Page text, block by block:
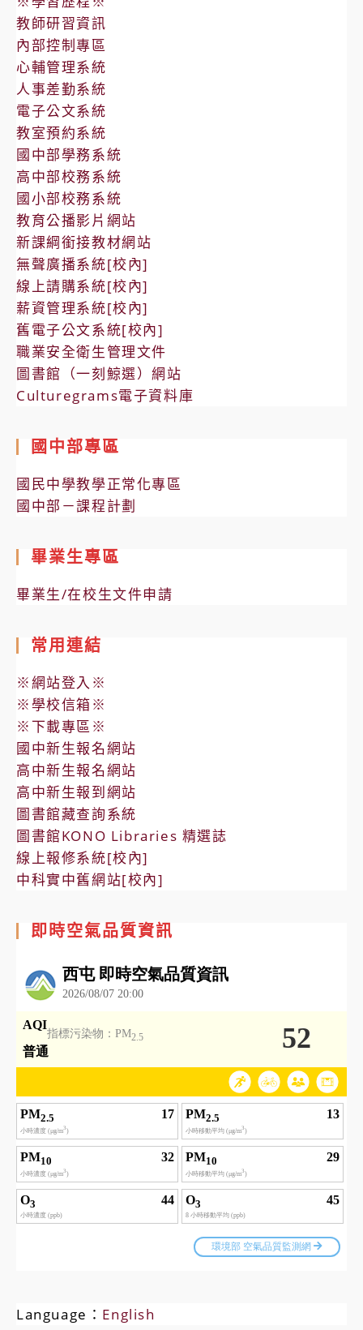
教師研習資訊
內部控制專區
心輔管理系統
人事差勤系統
電子公文系統
教室預約系統
國中部學務系統
高中部校務系統
國小部校務系統
教育公播影片網站
新課綱銜接教材網站
無聲廣播系統[校內]
線上請購系統[校內]
薪資管理系統[校內]
舊電子公文系統[校內]
職業安全衛生管理文件
圖書館（一刻鯨選）網站
Culturegrams電子資料庫
國中部專區
國民中學教學正常化專區
國中部－課程計劃
畢業生專區
畢業生/在校生文件申請
常用連結
※網站登入※
※學校信箱※
※下載專區※
國中新生報名網站
高中新生報名網站
高中新生報到網站
圖書館藏查詢系統
圖書館KONO Libraries 精選誌
線上報修系統[校內]
中科實中舊網站[校內]
即時空氣品質資訊
Language： English